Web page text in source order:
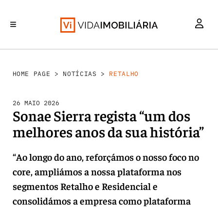
HOME PAGE > NOTÍCIAS > RETALHO
26 MAIO 2026
Sonae Sierra regista “um dos
melhores anos da sua história”
“Ao longo do ano, reforçámos o nosso foco no
core, ampliámos a nossa plataforma nos
segmentos Retalho e Residencial e
consolidámos a empresa como plataforma